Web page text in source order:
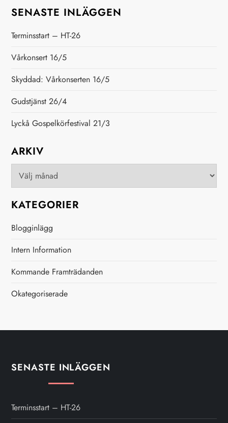
ä
g
g
s
n
a
v
i
g
e
r
i
n
g
SENASTE INLÄGGEN
Terminsstart – HT-26
Vårkonsert 16/5
Skyddad: Vårkonserten 16/5
Gudstjänst 26/4
Lyckå Gospelkörfestival 21/3
ARKIV
Arkiv
KATEGORIER
Blogginlägg
Intern Information
Kommande Framträdanden
Okategoriserade
SENASTE INLÄGGEN
Terminsstart – HT-26